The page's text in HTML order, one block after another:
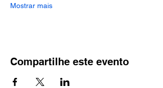
Mostrar mais
Compartilhe este evento